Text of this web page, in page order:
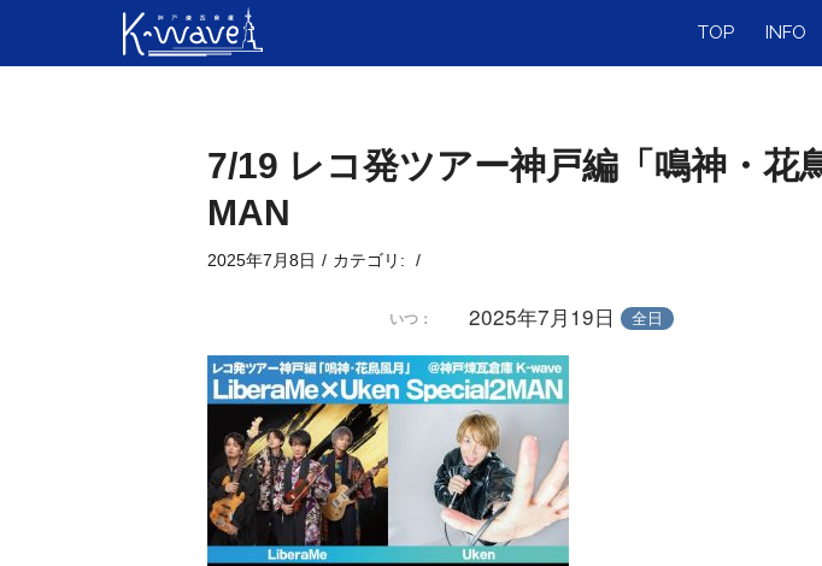
TOP INFO
7/19 レコ発ツアー神戸編「鳴神・
MAN
2025年7月8日 / カテゴリ: /
いつ： 2025年7月19日 全日